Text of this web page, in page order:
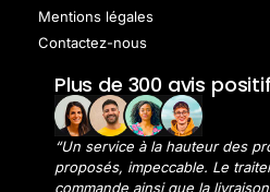
Mentions légales
Contactez-nous
Plus de 300 avis
“Un service à la hauteur des
proposés, impeccable. Le
commande ainsi que la